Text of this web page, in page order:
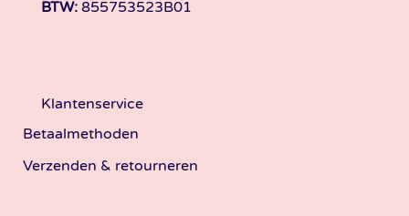
BTW: 855753523B01
Klantenservice
Betaalmethoden
Verzenden & retourneren